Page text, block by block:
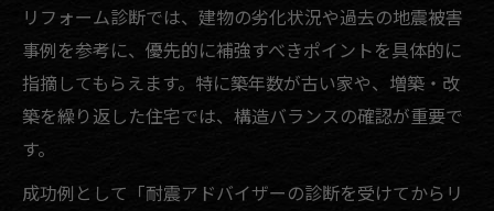
リフォーム診断では、建物の劣化状況や過去の地震被害
事例を参考に、優先的に補強すべきポイントを具体的に
指摘してもらえます。特に築年数が古い家や、増築・改
築を繰り返した住宅では、構造バランスの確認が重要で
す。
成功例として「耐震アドバイザーの診断を受けてからリ